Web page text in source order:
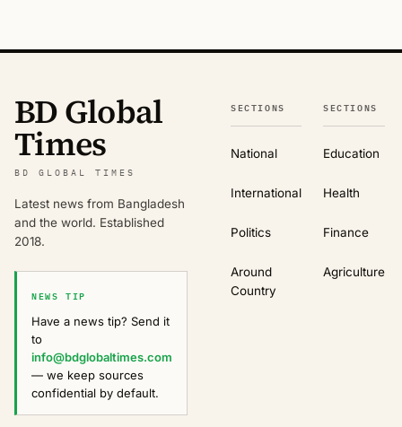
BD Global
Times
BD GLOBAL TIMES
Latest news from Bangladesh
and the world. Established
2018.
NEWS TIP
Have a news tip? Send it
to
info@bdglobaltimes.com
— we keep sources
confidential by default.
SECTIONS
National
International
Politics
Around
Country
SECTIONS
Education
Health
Finance
Agriculture